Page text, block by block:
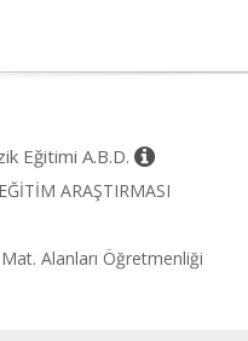
Eğitimi A.B.D.
ARAŞTIRMASI
Alanları Öğretmenliği